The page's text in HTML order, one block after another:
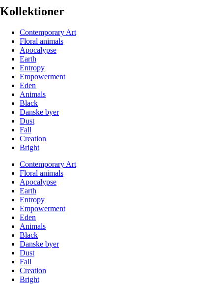
Kollektioner
Contemporary Art
Floral animals
Apocalypse
Earth
Entropy
Empowerment
Eden
Animals
Black
Danske byer
Dust
Fall
Creation
Bright
Contemporary Art
Floral animals
Apocalypse
Earth
Entropy
Empowerment
Eden
Animals
Black
Danske byer
Dust
Fall
Creation
Bright